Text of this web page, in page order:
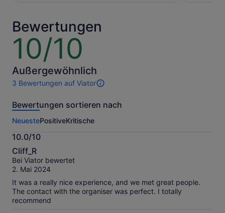
* Sichere
dir
einen
niedrigeren
Preis,
indem
du
auswählst
Bewertungen
10/10
10
10
Außergewöhnlich
3 Bewertungen auf Viator
3
dieser
Weitere
Informationen
zu
unseren
geprüften
Bewertungen.
Bewertungen sortieren nach
NeuestePositiveKritische
10.0/10
10.0
von
10
Cliff_R
Bei Viator bewertet
2. Mai 2024
It was a really nice experience, and we met great people.
The contact with the organiser was perfect. I totally
recommend